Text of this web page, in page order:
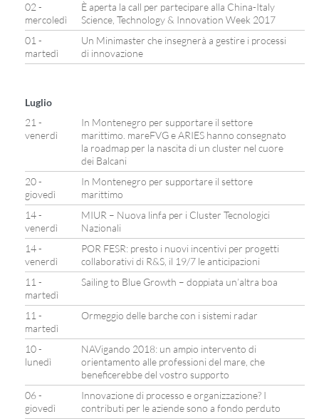
02 -
mercoledì
È aperta la call per partecipare alla China-Italy
Science, Technology & Innovation Week 2017
01 -
martedì
Un Minimaster che insegnerà a gestire i processi
di innovazione
Luglio
21 -
venerdì
In Montenegro per supportare il settore
marittimo. mareFVG e ARIES hanno consegnato
la roadmap per la nascita di un cluster nel cuore
dei Balcani
20 -
giovedì
In Montenegro per supportare il settore
marittimo
14 -
venerdì
MIUR – Nuova linfa per i Cluster Tecnologici
Nazionali
14 -
venerdì
POR FESR: presto i nuovi incentivi per progetti
collaborativi di R&S, il 19/7 le anticipazioni
11 -
martedì
Sailing to Blue Growth – doppiata un’altra boa
11 -
martedì
Ormeggio delle barche con i sistemi radar
10 -
lunedì
NAVigando 2018: un ampio intervento di
orientamento alle professioni del mare, che
beneficerebbe del vostro supporto
06 -
giovedì
Innovazione di processo e organizzazione? I
contributi per le aziende sono a fondo perduto